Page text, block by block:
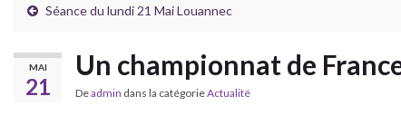
Séance du lundi 21 Mai Louannec
MAI
21
Un championnat de
Deadmin dans la catégorieActualité